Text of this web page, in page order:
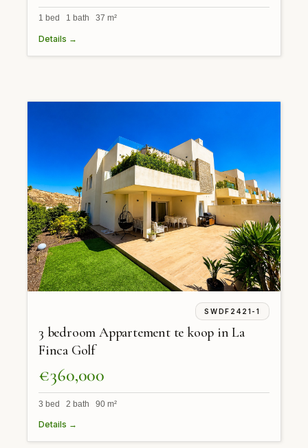
1 bed 1 bath 37 m²
Details →
SWDF2421-1
3 bedroom Appartement te koop in La
Finca Golf
€360,000
3 bed 2 bath 90 m²
Details →